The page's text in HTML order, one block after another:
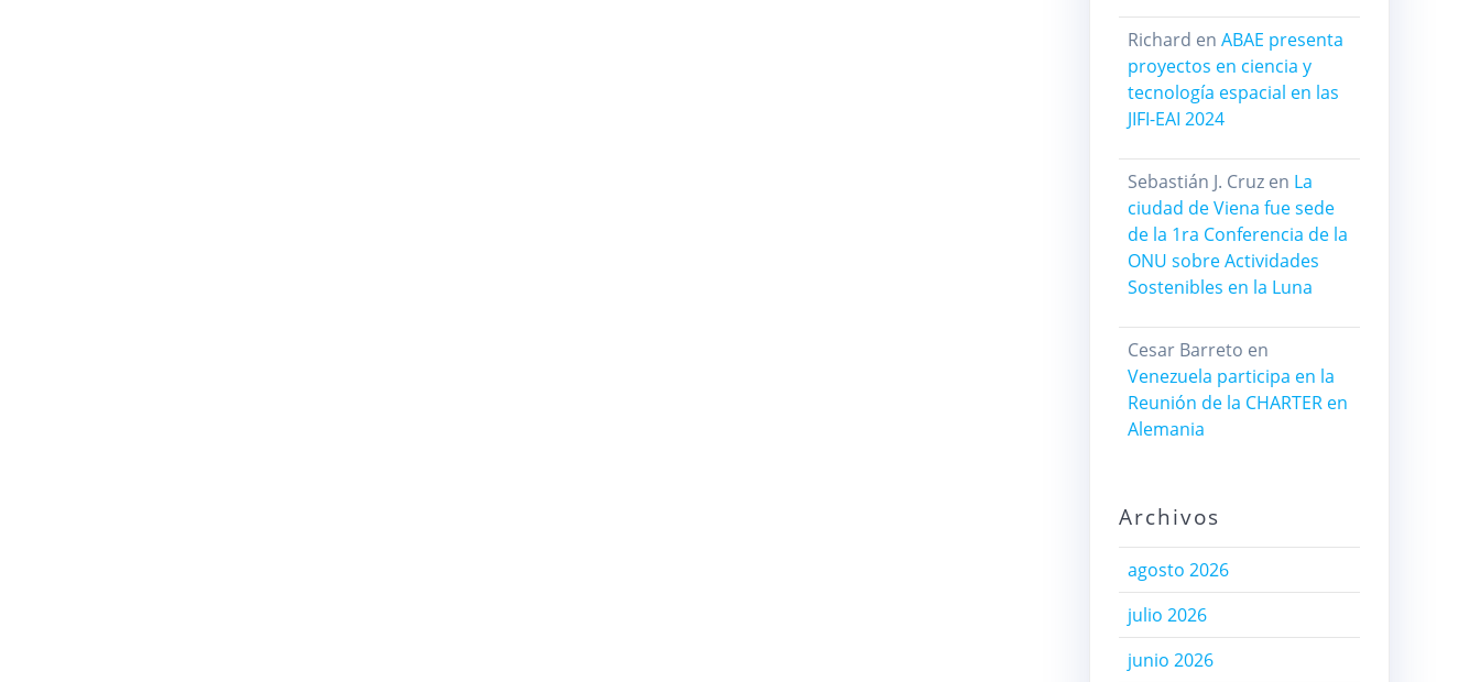
Richard en ABAE presenta
proyectos en ciencia y
tecnología espacial en las
JIFI-EAI 2024
Sebastián J. Cruzen La
ciudad de Viena fue sede
de la 1ra Conferencia de la
ONU sobre Actividades
Sostenibles en la Luna
Cesar Barreto en
Venezuela participa en la
Reunión de la CHARTER en
Alemania
Archivos
agosto 2026
julio 2026
junio 2026